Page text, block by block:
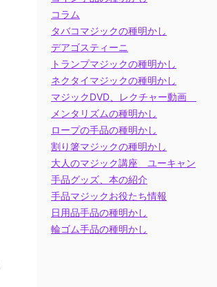
コラム
タバコマジックの種明かし
デアゴスティーニ
トランプマジックの種明かし
ネクタイマジックの種明かし
マジックDVD、レクチャー動画
メンタリズムの種明かし
ロープの手品の種明かし
割り箸マジックの種明かし
大人のマジック講座 ユーキャン
手品グッズ、本の紹介
手品マジックお役たち情報
日用品手品の種明かし
輪ゴム手品の種明かし